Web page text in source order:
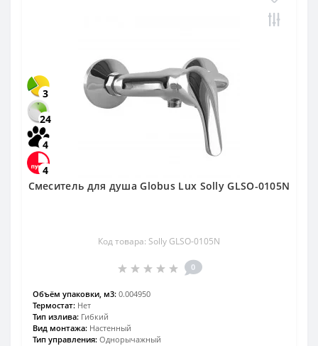
3
24
4
4
Смеситель для душа Globus Lux Solly GLSO-0105N
Код товара: Solly GLSO-0105N
0
Объём упаковки, м3: 0.004950
Термостат: Нет
Тип излива: Гибкий
Вид монтажа: Настенный
Тип управления: Однорычажный